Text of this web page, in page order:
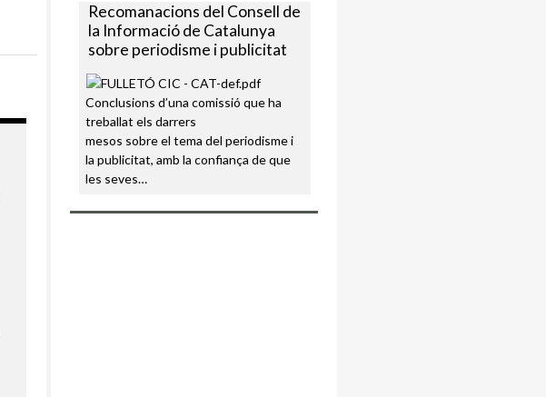
Recomanacions del Consell de
la Informació de Catalunya
sobre periodisme i publicitat
Conclusions d’una comissió que ha
treballat els darrers
mesos sobre el tema del periodisme i
la publicitat, amb la confiança de que
les seves…